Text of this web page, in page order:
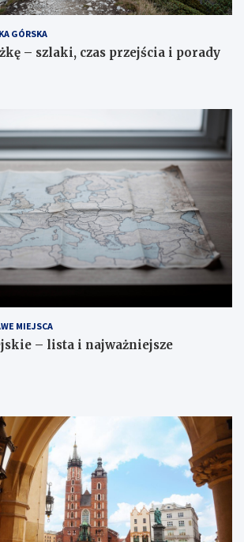
GÓRSKA
– szlaki, czas przejścia i porady
MIEJSCA
– lista i najważniejsze